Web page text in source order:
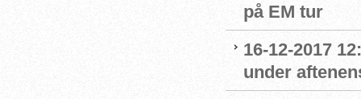
på EM tur
16-12-2017
under